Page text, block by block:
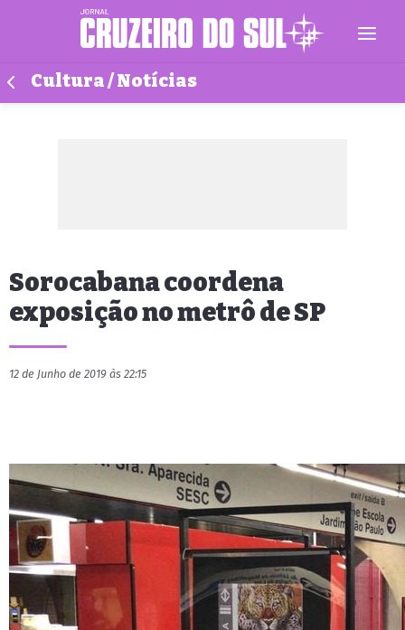
Cultura / Notícias
Sorocabana coordena
exposição no metrô de SP
12 de Junho de 2019 às 22:15